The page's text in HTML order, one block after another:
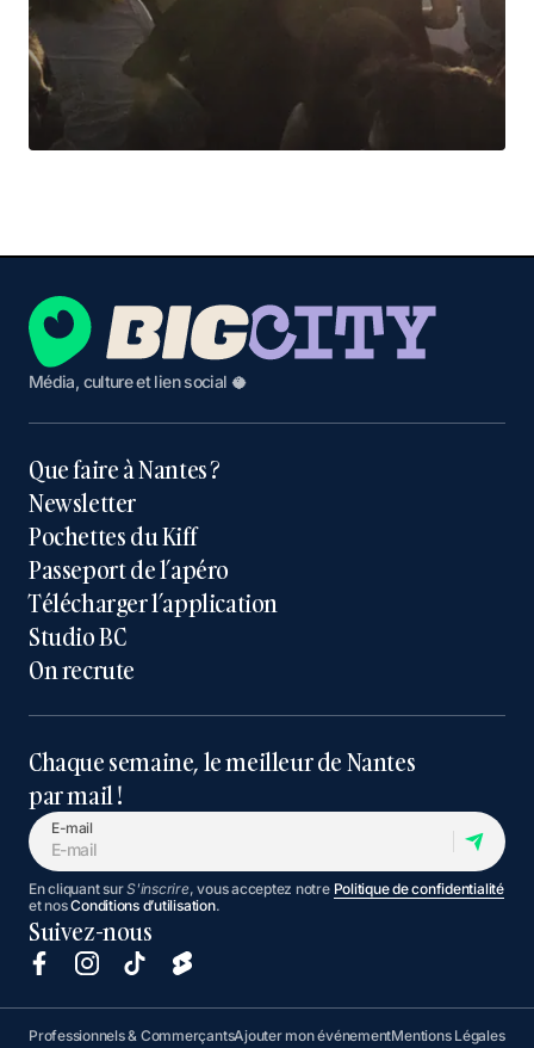
Média, culture et lien social 🥥
Que faire à Nantes ?
Newsletter
Pochettes du Kiff
Passeport de l’apéro
Télécharger l’application
Studio BC
On recrute
Chaque semaine, le meilleur de Nantes
par mail !
E-mail
En cliquant surS'inscrire, vous acceptez notre Politique de confidentialité
et nosConditions d’utilisation.
Suivez-nous
Professionnels & CommerçantsAjouter mon événementMentions Légales